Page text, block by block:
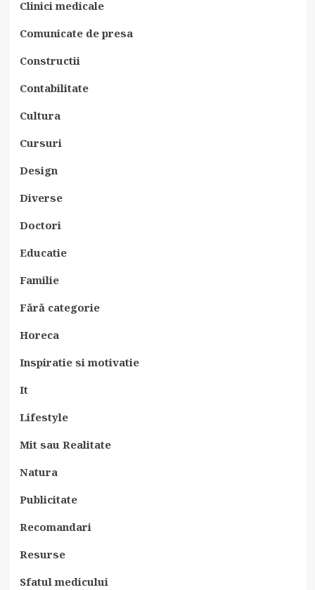
Clinici medicale
Comunicate de presa
Constructii
Contabilitate
Cultura
Cursuri
Design
Diverse
Doctori
Educatie
Familie
Fără categorie
Horeca
Inspiratie si motivatie
It
Lifestyle
Mit sau Realitate
Natura
Publicitate
Recomandari
Resurse
Sfatul medicului